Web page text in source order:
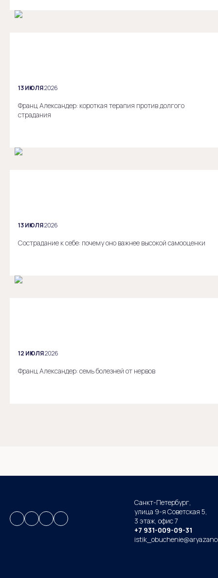
13 ИЮЛЯ2026
Франц Александер: короткая терапия против долгого
страдания
13 ИЮЛЯ2026
Сострадание к себе: почему оно важнее высокой самооценки
12 ИЮЛЯ2026
Франц Александер: семь болезней от нервов
+7 931-009-09-31
Санкт-Петербург,
улица 9-я Советская 5​,
3 этаж, офис 7